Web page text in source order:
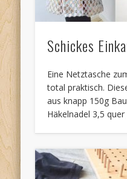
Schickes
Eine Netztasche
total praktisch.
aus knapp 150g
Häkelnadel 3,5